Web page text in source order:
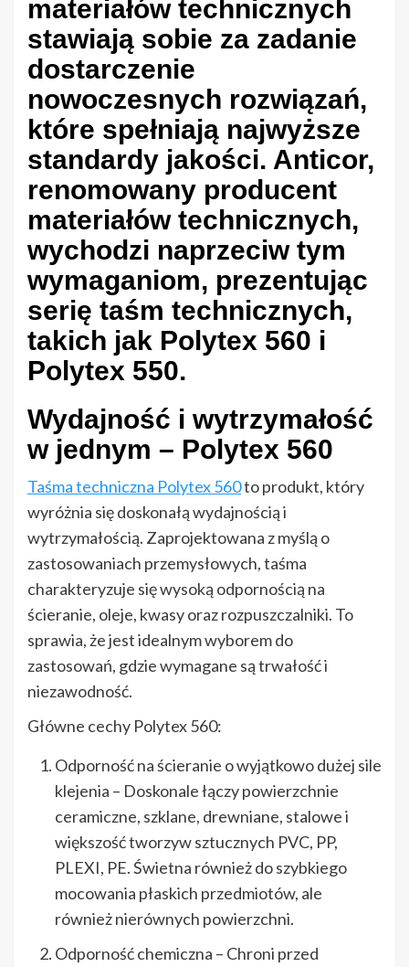
materiałów technicznych
stawiają sobie za zadanie
dostarczenie
nowoczesnych rozwiązań,
które spełniają najwyższe
standardy jakości. Anticor,
renomowany producent
materiałów technicznych,
wychodzi naprzeciw tym
wymaganiom, prezentując
serię taśm technicznych,
takich jak Polytex 560 i
Polytex 550.
Wydajność i wytrzymałość
w jednym – Polytex 560
Taśma techniczna Polytex 560to produkt, który
wyróżnia się doskonałą wydajnością i
wytrzymałością. Zaprojektowana z myślą o
zastosowaniach przemysłowych, taśma
charakteryzuje się wysoką odpornością na
ścieranie, oleje, kwasy oraz rozpuszczalniki. To
sprawia, że jest idealnym wyborem do
zastosowań, gdzie wymagane są trwałość i
niezawodność.
Główne cechy Polytex 560:
Odporność na ścieranie owyjątkowo dużej sile
klejenia – Doskonale łączy powierzchnie
ceramiczne, szklane, drewniane, stalowe i
większość tworzyw sztucznych PVC, PP,
PLEXI, PE. Świetna również doszybkiego
mocowania płaskich przedmiotów, ale
również nierównych powierzchni.
Odporność chemiczna – Chroni przed